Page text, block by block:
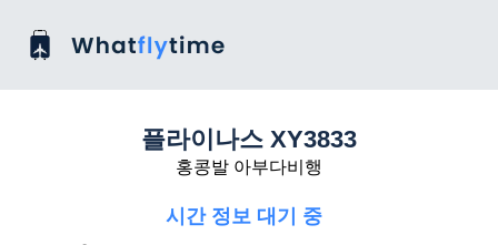
플라이나스 XY3833
홍콩발 아부다비행
시간 정보 대기 중